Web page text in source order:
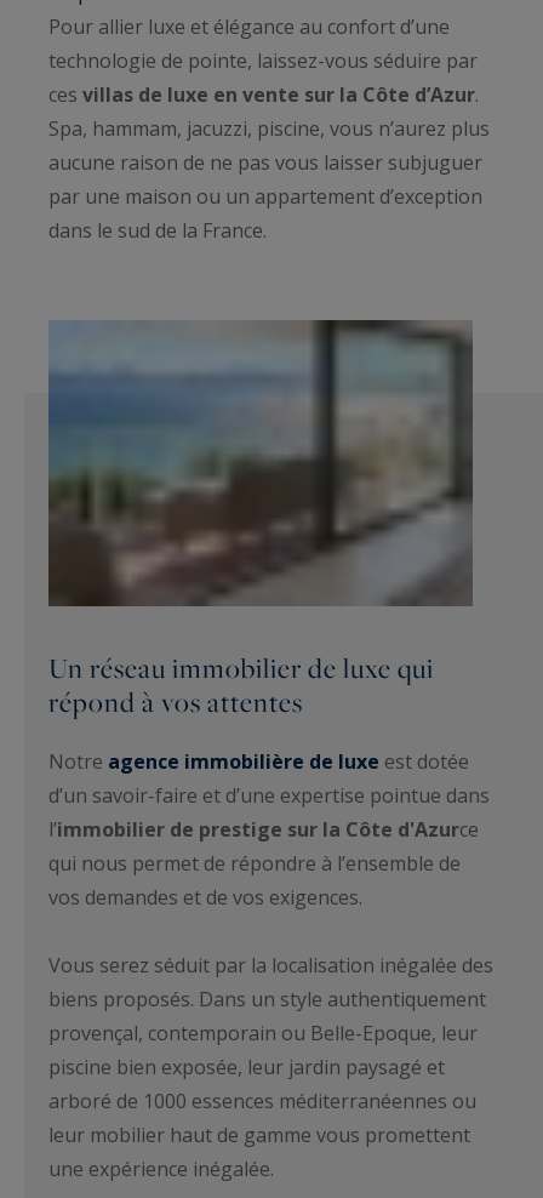
Pour allier luxe et élégance au confort d’une
technologie de pointe, laissez-vous séduire par
ces villas de luxe en vente sur la Côte d’Azur.
Spa, hammam, jacuzzi, piscine, vous n’aurez plus
aucune raison de ne pas vous laisser subjuguer
par une maison ou un appartement d’exception
dans le sud de la France.
Un réseau immobilier de luxe qui
répond à vos attentes
Notre agence immobilière de luxe est dotée
d’un savoir-faire et d’une expertise pointue dans
l’immobilier de prestige sur la Côte d'Azurce
qui nous permet de répondre à l’ensemble de
vos demandes et de vos exigences.
Vous serez séduit par la localisation inégalée des
biens proposés. Dans un style authentiquement
provençal, contemporain ou Belle-Epoque, leur
piscine bien exposée, leur jardin paysagé et
arboré de 1000 essences méditerranéennes ou
leur mobilier haut de gamme vous promettent
une expérience inégalée.